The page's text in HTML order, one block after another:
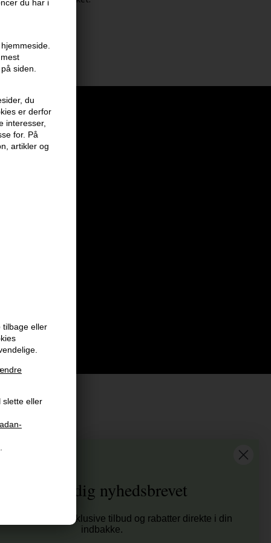
du har i
siden.
du
er derfor
interesser,
for. På
artikler og
tilbage eller
slette eller
vi har
E-mærket - Din sikkerhed
Tilmeld dig nyhedsbrevet
nyheder, eksklusive tilbud og rabatter direkte i din
indbakke.